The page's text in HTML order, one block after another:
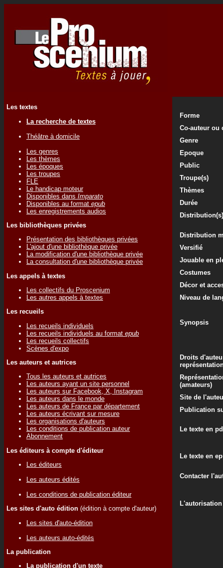
Les textes
La recherche de textes
Théâtre à domicile
Les genres
Les thèmes
Les époques
Les troupes
FLE
Le handicap moteur
Disponibles dans Imparato
Disponibles au format epub
Les enregistrements audios
Les bibliothèques privées
Présentation des bibliothèques privées
L'ajout d'une bibliothèque privée
La modification d'une bibliothèque privée
La consultation d'une bibliothèque privée
Les appels à textes
Les collectifs du Proscenium
Les autres appels à textes
Les recueils
Les recueils individuels
Les recueils individuels au format epub
Les recueils collectifs
Scènes d'expo
Les auteurs et autrices
Tous les auteurs et autrices
Les auteurs ayant un site personnel
Les auteurs sur Facebook, X, Instagram
Les auteurs dans le monde
Les auteurs de France par département
Les auteurs écrivant sur mesure
Les organisations d'auteurs
Les conditions de publication auteur
Abonnement
Les éditeurs à compte d'éditeur
Les éditeurs
Les auteurs édités
Les conditions de publication éditeur
Les sites d'auto édition (édition à compte d'auteur)
Les sites d'auto-édition
Les auteurs auto-édités
La publication
La publication d'un texte
Forme
Co-auteur ou
Genre
Epoque
Public
Troupe(s)
Thèmes
Durée
Distribution(s)
Distribution
Versifié
Jouable en
Costumes
Décor et
Niveau de
Synopsis
Droits
(amateurs)
Site de
Publication
Le texte en
Le texte en
Contacter
L'autorisation